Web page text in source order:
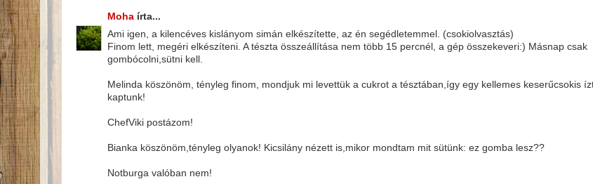
Moha írta...
Ami igen, a kilencéves kislányom simán elkészítette, az én segédletemmel. (csokiolvasztás)
Finom lett, megéri elkészíteni. A tészta összeállítása nem több 15 percnél, a gép összekeveri:) Másnap csak
gombócolni,sütni kell.
Melinda köszönöm, tényleg finom, mondjuk mi levettük a cukrot a tésztában,így egy kellemes keserűcsokis
kaptunk!
ChefViki postázom!
Bianka köszönöm,tényleg olyanok! Kicsilány nézett is,mikor mondtam mit sütünk: ez gomba lesz??
Notburga valóban nem!